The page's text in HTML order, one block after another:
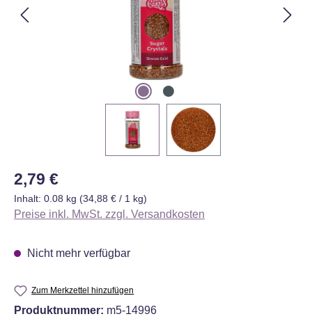
Regulärer Preis:
2,79 €
Inhalt: 0.08 kg (34,88 € / 1 kg)
Preise inkl. MwSt. zzgl. Versandkosten
Nicht mehr verfügbar
Zum Merkzettel hinzufügen
Produktnummer: m5-14996